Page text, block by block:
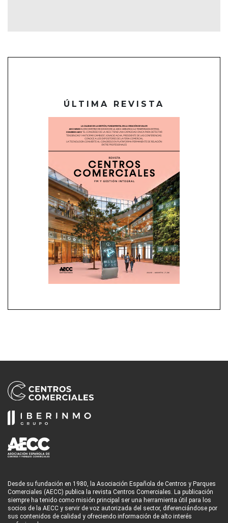
ÚLTIMA REVISTA
Desde su fundación en 1980, la Asociación Española de Centros y Parques
Comerciales (AECC) publica la revista Centros Comerciales. La publicación
siempre ha tenido como misión principal ser una herramienta útil para los
socios de la AECC y servir de voz autorizada del sector, diferenciándose por
sus contenidos de calidad y ofreciendo información de alto interés